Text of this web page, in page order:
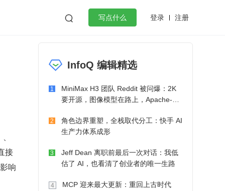
 写点什么 登录 注册
微服务架构 flutter
接
响
InfoQ 编辑精选
1
MiniMax H3 团队 Reddit 被问爆：2K
要开源，图像模型在路上，Apache-2.0
2
角色边界重塑，全栈取代分工：快手 AI
生产力体系成形
3
Jeff Dean 离职前最后一次对话：我低
估了 AI，也看清了创业者的唯一生路
4
MCP 迎来最大更新：重回上古时代